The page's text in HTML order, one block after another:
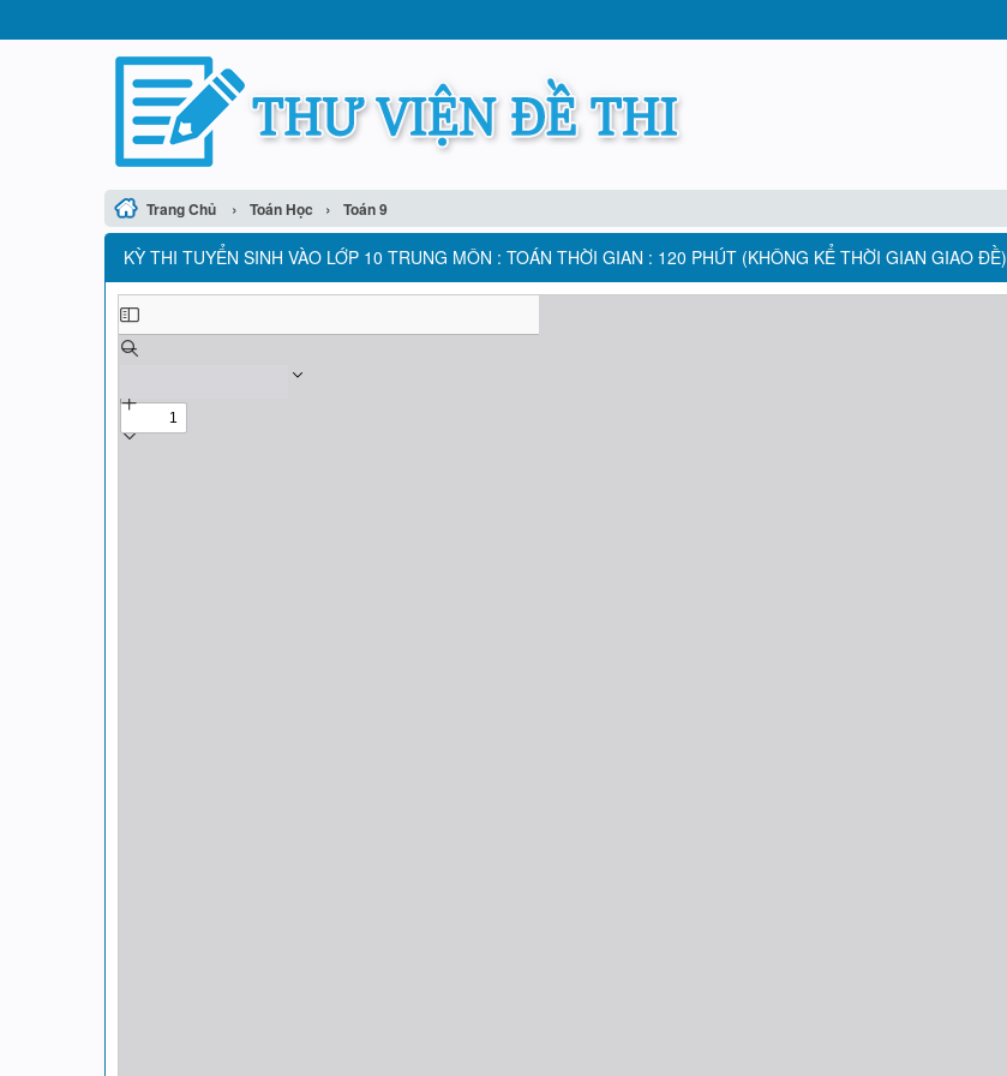
Trang Chủ › Toán Học › Toán 9
KỲ THI TUYỂN SINH VÀO LỚP 10 TRUNG MÔN : TOÁN THỜI GIAN : 120 PHÚT (KHÔNG KỂ THỜI GIAN GIAO ĐỀ)